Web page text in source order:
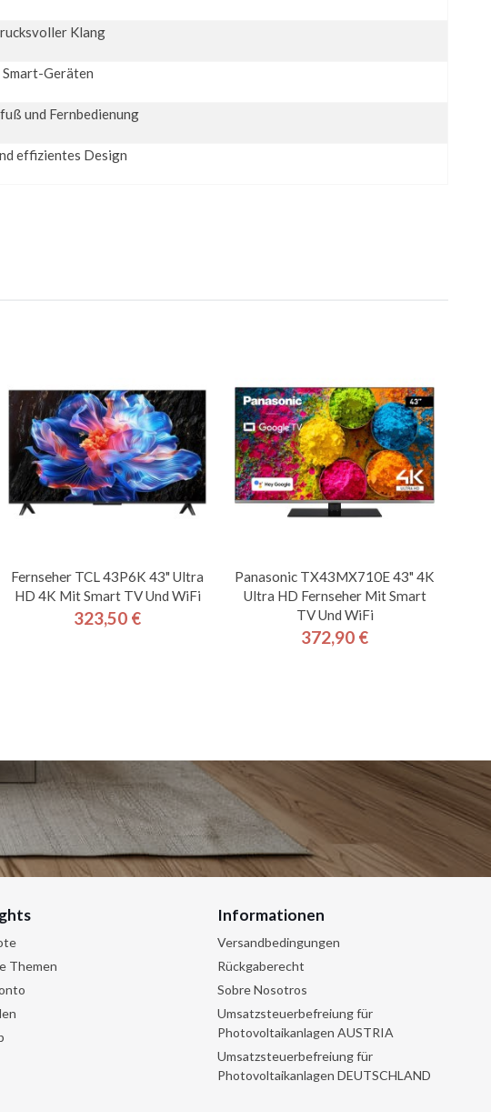
Klang
Geräten
und Fernbedienung
effizientes Design
Fernseher TCL 43P6K 43" Ultra
HD 4K Mit Smart TV Und WiFi
Preis
323,50 €
Panasonic TX43MX710E 43" 4K
Ultra HD Fernseher Mit Smart
TV Und WiFi
Preis
372,90 €
Themen
Informationen
Versandbedingungen
Rückgaberecht
Sobre Nosotros
Umsatzsteuerbefreiung für
Photovoltaikanlagen AUSTRIA
Umsatzsteuerbefreiung für
Photovoltaikanlagen DEUTSCHLAND